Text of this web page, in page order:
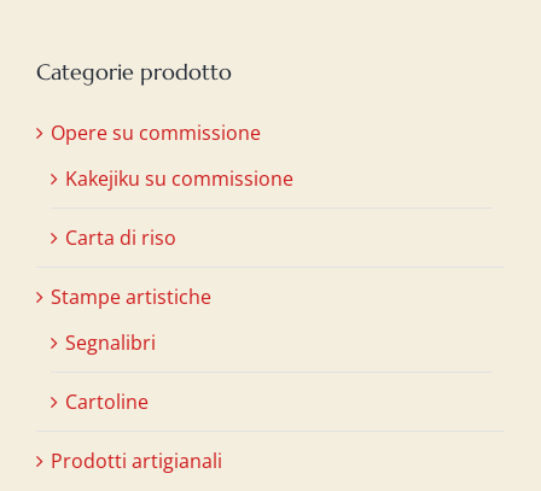
Categorie prodotto
Opere su commissione
Kakejiku su commissione
Carta di riso
Stampe artistiche
Segnalibri
Cartoline
Prodotti artigianali